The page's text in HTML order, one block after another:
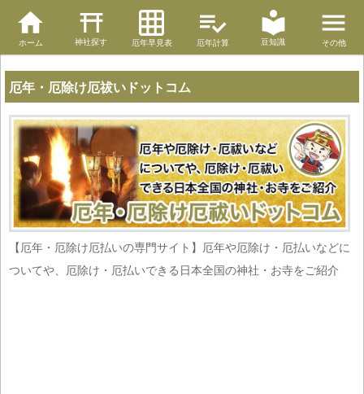
ホーム 神社探す 厄年早見表 厄年計算 豆知識 その他
厄年・厄除け厄祓いドットコム
【厄年・厄除け厄払いの専門サイト】厄年や厄除け・厄払いなどに
ついてや、厄除け・厄払いできる日本全国の神社・お寺をご紹介